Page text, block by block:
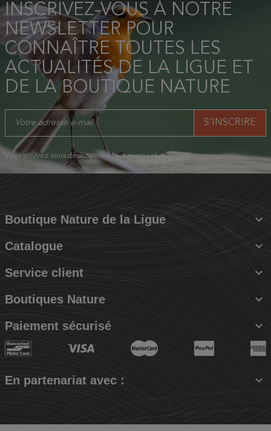
INSCRIVEZ-VOUS À NOTRE
NEWSLETTER POUR
CONNAÎTRE TOUTES LES
ACTUALITÉS DE LA LIGUE ET
DE LA BOUTIQUE NATURE
Vous pouvez vous désinscrire à tout moment.
Boutique Nature de la Ligue 
Catalogue 
Service client 
Boutiques Nature 
Paiement sécurisé 
En partenariat avec : 